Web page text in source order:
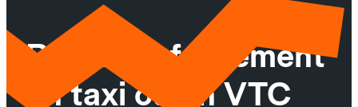
Réservez facilement
un taxi ou un VTC